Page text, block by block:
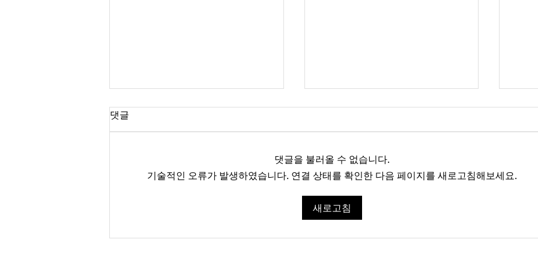
경제학과 김은미 박사 학위 청
구 논문 3차 심사 안내
댓글
댓글을 불러올 수 없습니다.
기술적인 오류가 발생하였습니다. 연결 상태를 확인한 다음 페이지를 새로고침해보세요.
새로고침